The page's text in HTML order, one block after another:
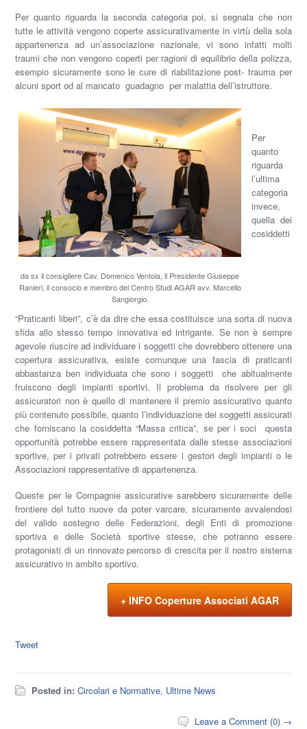
Per quanto riguarda la seconda categoria poi, si segnala che non
tutte le attività vengono coperte assicurativamente in virtù della sola
appartenenza ad un’associazione nazionale, vi sono infatti molti
traumi che non vengono coperti per ragioni di equilibrio della polizza,
esempio sicuramente sono le cure di riabilitazione post- trauma per
alcuni sport od al mancato guadagno per malattia dell’istruttore.
da sx il consigliere Cav. Domenico Ventola, il Presidente Giuseppe
Ranieri, il consocio e membro del Centro Studi AGAR avv. Marcello
Sangiorgio.
Per
quanto
riguarda
l’ultima
categoria
invece,
quella dei
cosiddetti
“Praticanti liberi”, c’è da dire che essa costituisce una sorta di nuova
sfida allo stesso tempo innovativa ed intrigante. Se non è sempre
agevole riuscire ad individuare i soggetti che dovrebbero ottenere una
copertura assicurativa, esiste comunque una fascia di praticanti
abbastanza ben individuata che sono i soggetti che abitualmente
fruiscono degli impianti sportivi. Il problema da risolvere per gli
assicuratori non è quello di mantenere il premio assicurativo quanto
più contenuto possibile, quanto l’individuazione dei soggetti assicurati
che forniscano la cosiddetta“Massa critica”, se per i soci questa
opportunità potrebbe essere rappresentata dalle stesse associazioni
sportive, per i privati potrebbero essere i gestori degli impianti o le
Associazioni rappresentative di appartenenza.
Queste per le Compagnie assicurative sarebbero sicuramente delle
frontiere del tutto nuove da poter varcare, sicuramente avvalendosi
del valido sostegno delle Federazioni, degli Enti di promozione
sportiva e delleSocietà sportive stesse, che potranno essere
protagonisti di un rinnovato percorso di crescita per il nostro sistema
assicurativo in ambito sportivo.
+ INFO Coperture Associati AGAR
Tweet
Posted in: Circolari e Normative, Ultime News
Leave a Comment (0) →